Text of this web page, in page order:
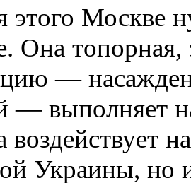
этого Москве
Она
—
— выполняет
воздействует
Украины, но